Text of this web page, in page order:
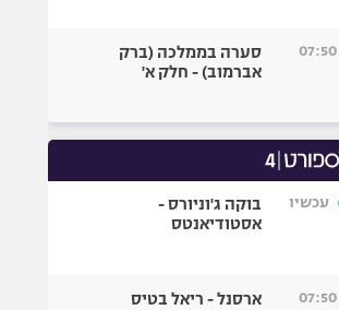
07:50
סערה בממלכה (ברק
אברמוב) - חלק א'
עכשיו
בוקה ג'וניורס -
אסטודיאנטס
07:50
ארסנל - ריאל בטיס